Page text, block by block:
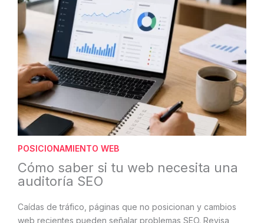
POSICIONAMIENTO WEB
Cómo saber si tu web necesita una
auditoría SEO
Caídas de tráfico, páginas que no posicionan y cambios
web recientes pueden señalar problemas SEO. Revisa